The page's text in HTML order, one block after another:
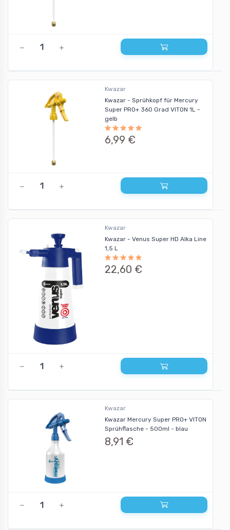
Kwazar
Kwazar - Sprühkopf für Mercury
Super PRO+ 360 Grad VITON 1L -
gelb
6,99 €
Kwazar
Kwazar - Venus Super HD Alka Line
1,5 L
22,60 €
Kwazar
Kwazar Mercury Super PRO+ VITON
Sprühflasche - 500ml - blau
8,91 €